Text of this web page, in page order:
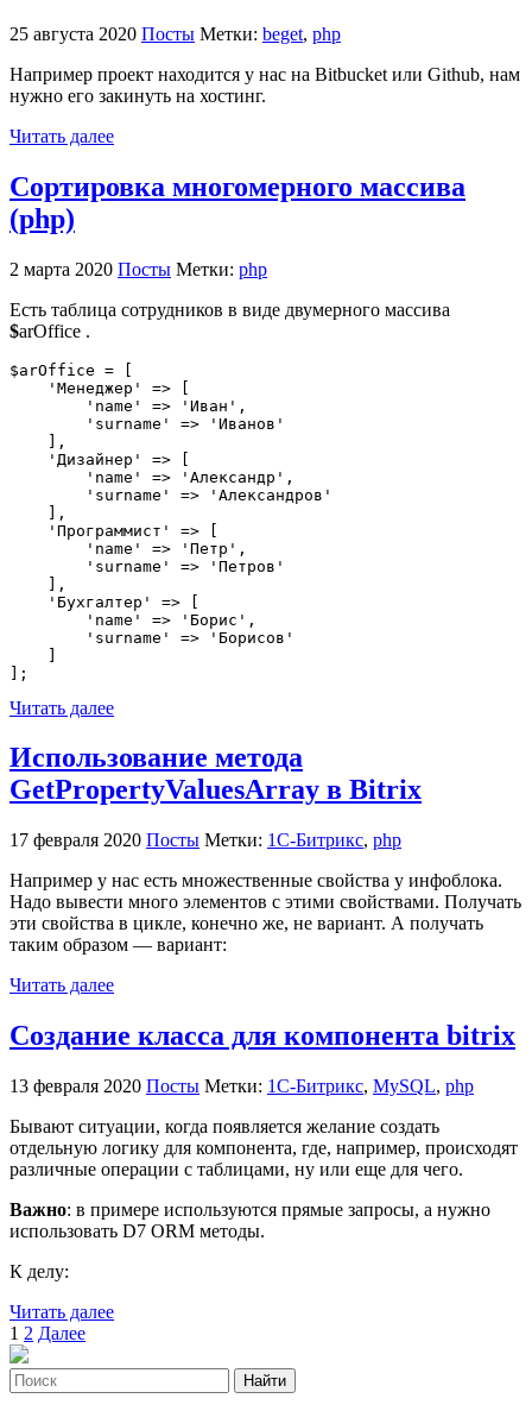
25 августа 2020 Посты Метки: beget, php
Например проект находится у нас на Bitbucket или Github, нам
нужно его закинуть на хостинг.
Читать далее
Сортировка многомерного массива
(php)
2 марта 2020 Посты Метки: php
Есть таблица сотрудников в виде двумерного массива
$arOffice .
$arOffice = [
];
Читать далее
Использование метода
GetPropertyValuesArray в Bitrix
17 февраля 2020 Посты Метки: 1С-Битрикс, php
Например у нас есть множественные свойства у инфоблока.
Надо вывести много элементов с этими свойствами. Получать
эти свойства в цикле, конечно же, не вариант. А получать
таким образом — вариант:
Читать далее
Создание класса для компонента bitrix
13 февраля 2020 Посты Метки: 1С-Битрикс, MySQL, php
Бывают ситуации, когда появляется желание создать
отдельную логику для компонента, где, например, происходят
различные операции с таблицами, ну или еще для чего.
Важно: в примере используются прямые запросы, а нужно
использовать D7 ORM методы.
К делу:
Читать далее
Пагинация
записей
1 2 Далее
Найти